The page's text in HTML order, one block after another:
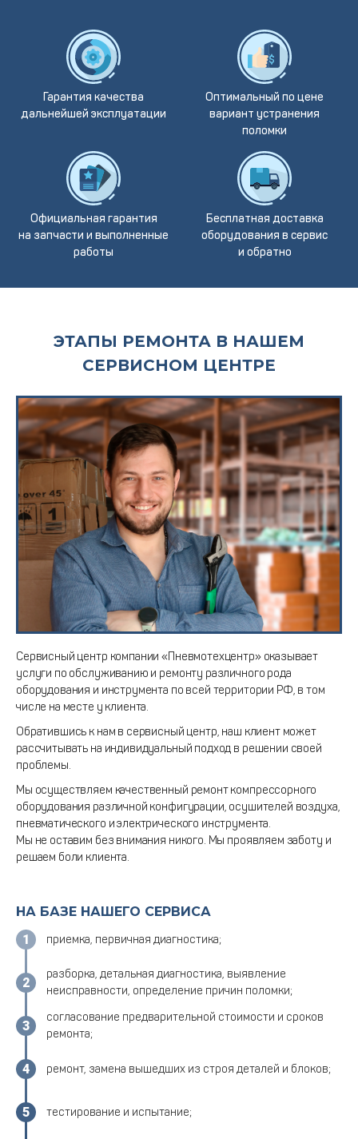
Гарантия качества
дальнейшей эксплуатации
Оптимальный по цене
вариант устранения
поломки
Официальная гарантия
на запчасти и выполненные
работы
Бесплатная доставка
оборудования в сервис
и обратно
ЭТАПЫ РЕМОНТА В НАШЕМ
СЕРВИСНОМ ЦЕНТРЕ
Сервисный центр компании «Пневмотехцентр» оказывает
услуги по обслуживанию и ремонту различного рода
оборудования и инструмента по всей территории РФ, в том
числе на месте у клиента.
Обратившись к нам в сервисный центр, наш клиент может
рассчитывать на индивидуальный подход в решении своей
проблемы.
Мы осуществляем качественный ремонт компрессорного
оборудования различной конфигурации, осушителей воздуха,
пневматического и электрического инструмента.
Мы не оставим без внимания никого. Мы проявляем заботу и
решаем боли клиента.
НА БАЗЕ НАШЕГО СЕРВИСА
приемка, первичная диагностика;
разборка, детальная диагностика, выявление
неисправности, определение причин поломки;
согласование предварительной стоимости и сроков
ремонта;
ремонт, замена вышедших из строя деталей и блоков;
тестирование и испытание;